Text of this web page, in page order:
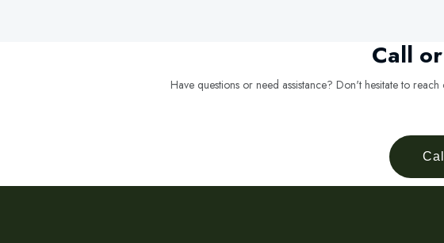
Call
Have questions or need assistance? Don't hesitate to